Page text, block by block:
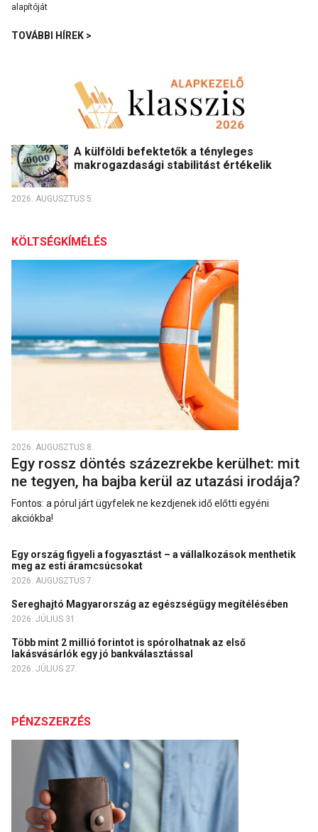
TOVÁBBI HÍREK >
A külföldi befektetők a tényleges
makrogazdasági stabilitást értékelik
2026. AUGUSZTUS 5.
KÖLTSÉGKÍMÉLÉS
2026. AUGUSZTUS 8.
Egy rossz döntés százezrekbe kerülhet: mit
ne tegyen, ha bajba kerül az utazási irodája?
Fontos: a pórul járt ügyfelek ne kezdjenek idő előtti egyéni
akciókba!
Egy ország figyeli a fogyasztást – a vállalkozások menthetik
meg az esti áramcsúcsokat
2026. AUGUSZTUS 7.
Sereghajtó Magyarország az egészségügy megítélésében
2026. JÚLIUS 31.
Több mint 2 millió forintot is spórolhatnak az első
lakásvásárlók egy jó bankválasztással
2026. JÚLIUS 27.
PÉNZSZERZÉS